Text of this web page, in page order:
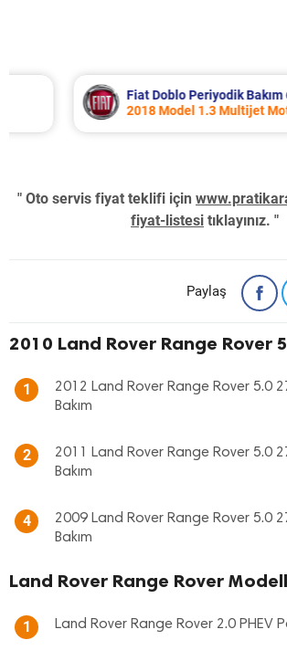
Fiat Doblo Periyodik Bakım 6.951
2018 Model 1.3 Multijet Motor
" Oto servis fiyat teklifi için
fiyat-listesi tıklayınız. "
Paylaş
2010 Land Rover Range Rover
1
2012 Land Rover Range Rover 5.0
Bakım
2
2011 Land Rover Range Rover 5.0
Bakım
4
2009 Land Rover Range Rover 5.0
Bakım
Land Rover Range Rover
1 Land Rover Range Rover 2.0 PHEV